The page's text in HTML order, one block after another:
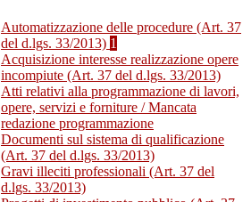
Automatizzazione delle procedure (Art. 37
del d.lgs. 33/2013) 1
Acquisizione interesse realizzazione opere
incompiute (Art. 37 del d.lgs. 33/2013)
Atti relativi alla programmazione di lavori,
opere, servizi e forniture / Mancata
redazione programmazione
Documenti sul sistema di qualificazione
(Art. 37 del d.lgs. 33/2013)
Gravi illeciti professionali (Art. 37 del
d.lgs. 33/2013)